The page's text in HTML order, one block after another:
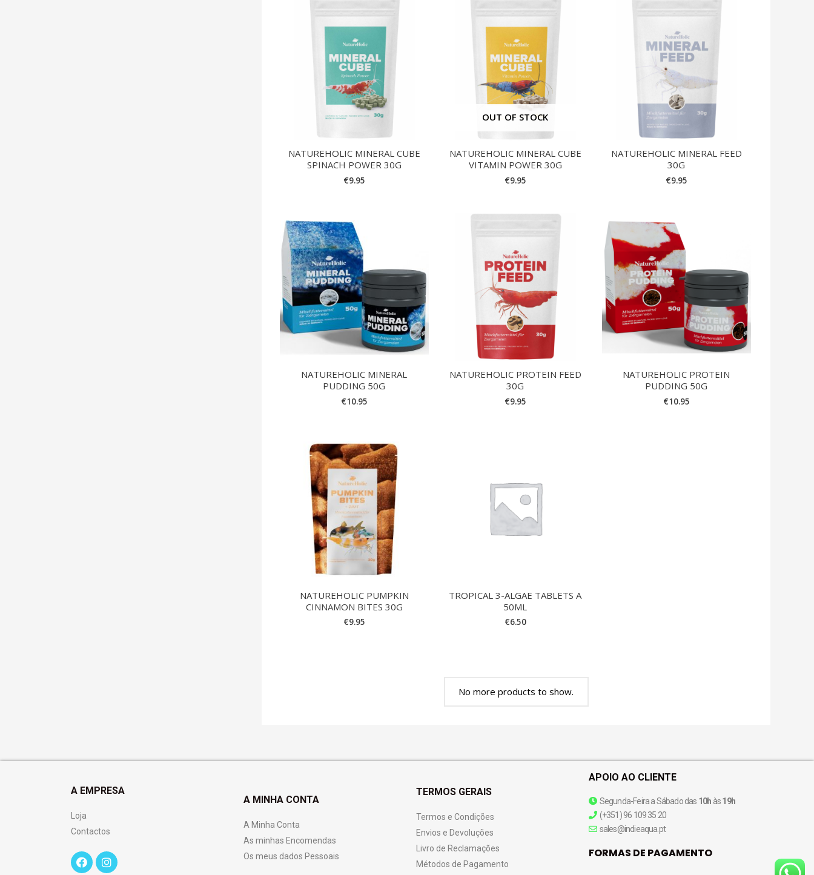
NATUREHOLIC MINERAL CUBE
SPINACH POWER 30G
€9.95
OUT OF STOCK
NATUREHOLIC MINERAL CUBE
VITAMIN POWER 30G
€9.95
NATUREHOLIC MINERAL FEED
30G
€9.95
NATUREHOLIC MINERAL
PUDDING 50G
€10.95
NATUREHOLIC PROTEIN FEED
30G
€9.95
NATUREHOLIC PROTEIN
PUDDING 50G
€10.95
NATUREHOLIC PUMPKIN
CINNAMON BITES 30G
€9.95
TROPICAL 3-ALGAE TABLETS A
50ML
€6.50
No more products to show.
A EMPRESA
Loja
Contactos
A MINHA CONTA
A Minha Conta
As minhas Encomendas
Os meus dados Pessoais
TERMOS GERAIS
Termos e Condições
Envios e Devoluções
Livro de Reclamações
Métodos de Pagamento
APOIO AO CLIENTE
Segunda-Feira a Sábado das 10h às19h
(+351) 96 109 35 20
sales@indieaqua.pt
FORMAS DE PAGAMENTO